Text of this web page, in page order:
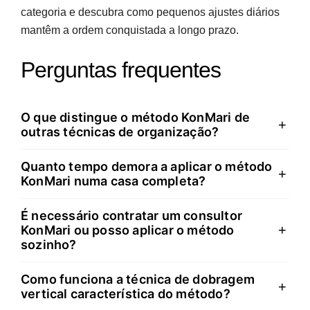
categoria e descubra como pequenos ajustes diários
mantêm a ordem conquistada a longo prazo.
Perguntas frequentes
O que distingue o método KonMari de
outras técnicas de organização?
+
O método organiza por categorias em vez de divisões.
Enquanto abordagens tradicionais arrumam quarto a
depois todos os livros, e assim sucessivamente. Esta
estrutura treina progressivamente a capacidade de
emocional. Além disso, o critério central não é
utilidade mas alegria: só se conserva o que
Quanto tempo demora a aplicar o método
KonMari numa casa completa?
+
A duração varia conforme o volume de pertences e o
espaço disponível. Marie Kondo recomenda completar
o processo num período intensivo de cerca de seis
interrupções prolongadas. Em Portugal, projetos
É necessário contratar um consultor
KonMari ou posso aplicar o método
sozinho?
+
Pode aplicar o método autonomamente seguindo o
livro “A Mágica da Arrumação” ou recursos online em
Como funciona a técnica de dobragem
vertical característica do método?
+